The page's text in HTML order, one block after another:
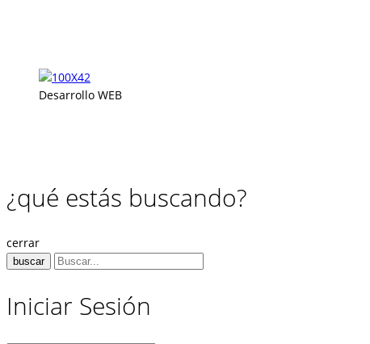
Desarrollo WEB
¿qué estás buscando?
cerrar
buscar
Iniciar Sesión